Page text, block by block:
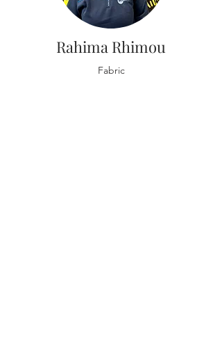
Rahima Rhimou
Fabric